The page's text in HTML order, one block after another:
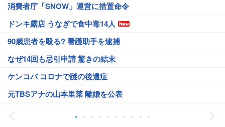
消費者庁「SNOW」運営に措置命令
ドンキ露店 うなぎで食中毒14人
90歳患者を殴る? 看護助手を逮捕
なぜ14回も忌引申請 驚きの結末
ケンコバ コロナで謎の後遺症
元TBSアナの山本里菜 離婚を公表